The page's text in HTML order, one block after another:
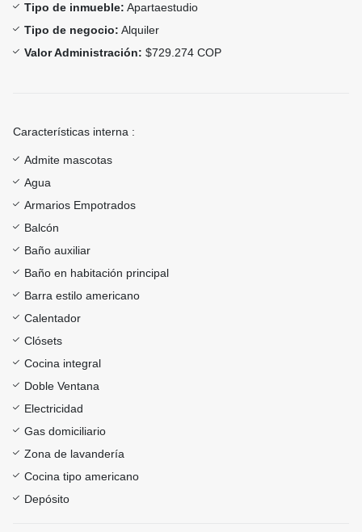
Tipo de inmueble: Apartaestudio
Tipo de negocio: Alquiler
Valor Administración: $729.274 COP
Características interna :
Admite mascotas
Agua
Armarios Empotrados
Balcón
Baño auxiliar
Baño en habitación principal
Barra estilo americano
Calentador
Clósets
Cocina integral
Doble Ventana
Electricidad
Gas domiciliario
Zona de lavandería
Cocina tipo americano
Depósito